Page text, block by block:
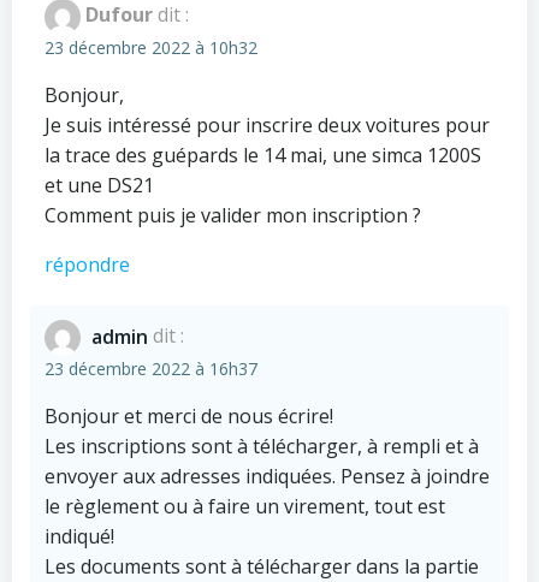
Dufourdit :
23 décembre 2022 à 10h32
Bonjour,
Je suis intéressé pour inscrire deux voitures pour
la trace des guépards le 14 mai, une simca 1200S
et une DS21
Comment puis je valider mon inscription ?
répondre
admin dit :
23 décembre 2022 à 16h37
Bonjour et merci de nous écrire!
Les inscriptions sont à télécharger, à rempli et à
envoyer aux adresses indiquées. Pensez à joindre
le règlement ou à faire un virement, tout est
indiqué!
Les documents sont à télécharger dans la partie